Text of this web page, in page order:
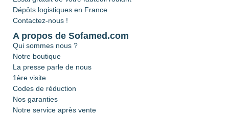
Dépôts logistiques en France
Contactez-nous !
A propos de Sofamed.com
Qui sommes nous ?
Notre boutique
La presse parle de nous
1ère visite
Codes de réduction
Nos garanties
Notre service après vente